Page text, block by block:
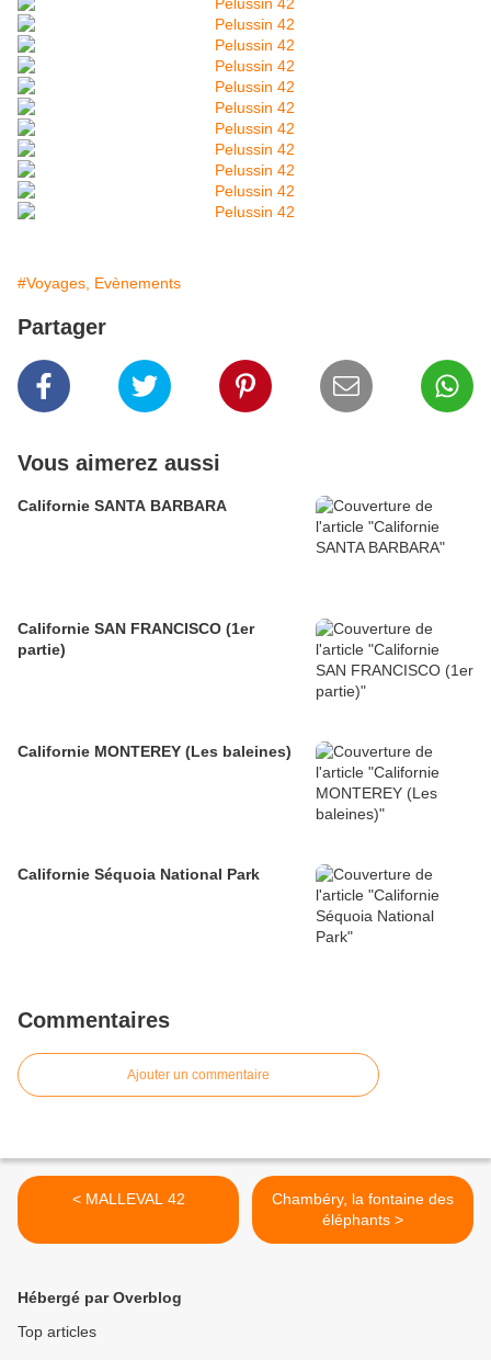
#Voyages, Evènements
Partager
Vous aimerez aussi
Californie SANTA BARBARA
Californie SAN FRANCISCO (1er
partie)
Californie MONTEREY (Les baleines)
Californie Séquoia National Park
Commentaires
Ajouter un commentaire
< MALLEVAL 42
Chambéry, la fontaine des
éléphants >
Hébergé par Overblog
Top articles